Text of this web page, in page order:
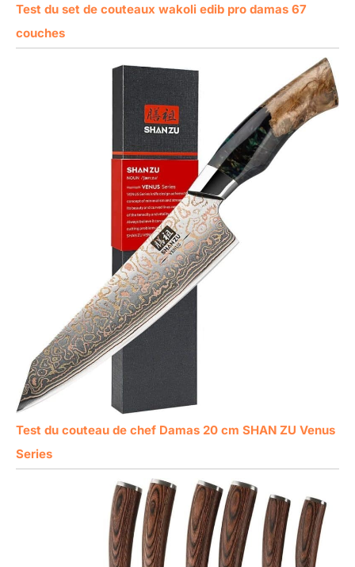
Test du set de couteaux wakoli edib pro damas 67
couches
Test du couteau de chef Damas 20 cm SHAN ZU Venus
Series